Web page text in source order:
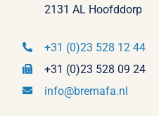
2131 AL Hoofddorp
+31 (0)23 528 12 44
+31 (0)23 528 09 24
info@bremafa.nl